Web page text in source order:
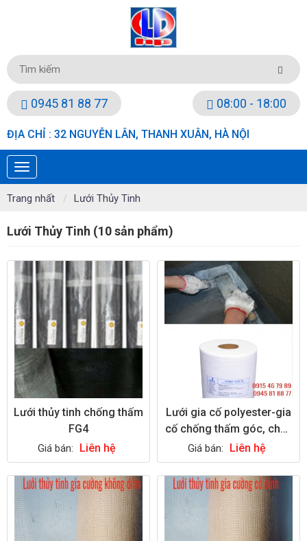
0945 81 88 77 08:00 - 18:00
ĐỊA CHỈ : 32 NGUYỄN LÂN, THANH XUÂN, HÀ NỘI
Trang nhất Lưới Thủy Tinh
Lưới Thủy Tinh (10 sản phẩm)
Lưới thủy tinh chống thấm
FG4
Giá bán: Liên hệ
Lưới gia cố polyester-gia
cố chống thấm góc, chân
tường
Giá bán: Liên hệ